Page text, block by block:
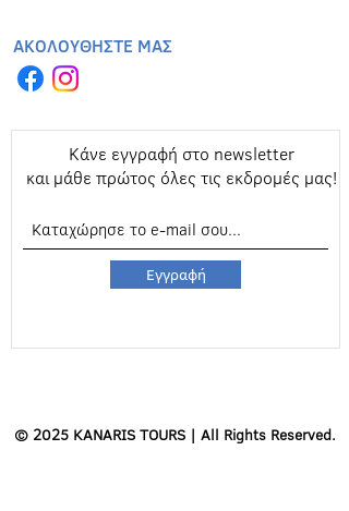
ΑΚΟΛΟΥΘΗΣΤΕ ΜΑΣ
Κάνε εγγραφή στο newsletter
και μάθε πρώτος όλες τις εκδρομές μας!
Εγγραφή
© 2025 KANARIS TOURS | All Rights Reserved.